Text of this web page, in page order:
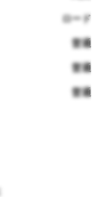
ロード
普通
普通
普通